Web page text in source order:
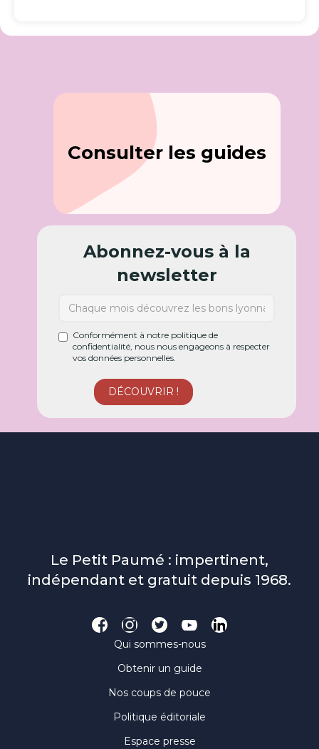
Consulter les guides
Abonnez-vous à la
newsletter
Conformément à notre politique de
confidentialité, nous nous engageons à respecter
vos données personnelles.
Le Petit Paumé : impertinent,
indépendant et gratuit depuis 1968.
Qui sommes-nous
Obtenir un guide
Nos coups de pouce
Politique éditoriale
Espace presse